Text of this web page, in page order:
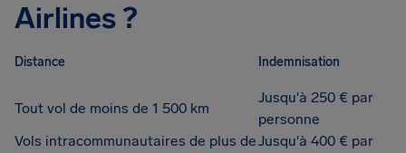
Airlines ?
Distance Indemnisation
Tout vol de moins de 1 500 km
Jusqu'à 250 € par
personne
Vols intracommunautaires de plus deJusqu'à 400 € par